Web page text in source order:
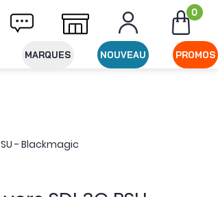
49€ d'achat 0
MARQUES NOUVEAU PROMOS
- Blackmagic